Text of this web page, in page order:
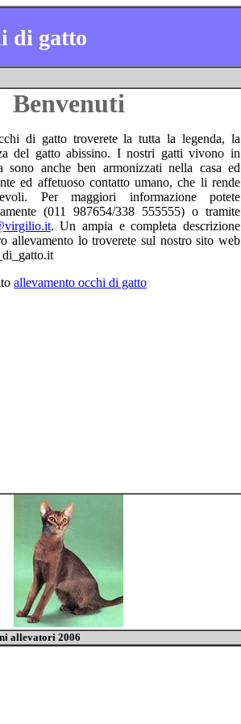
di gatto
Benvenuti
di gatto troverete la tutta la legenda, la
del gatto abissino. I nostri gatti vivono in
sono anche ben armonizzati nella casa ed
ed affetuoso contatto umano, che li rende
Per maggiori informazione potete
(011 987654/338 555555) o tramite
. Un ampia e completa descrizione
allevamento lo troverete sul nostro sito web
allevamento occhi di gatto
allevatori 2006